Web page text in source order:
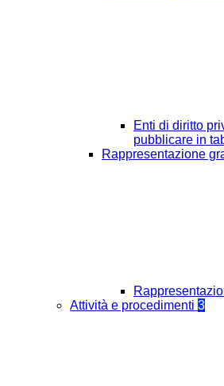
Enti di diritto
pubblicare in
Rappresentazione
Attività e procedimenti 3